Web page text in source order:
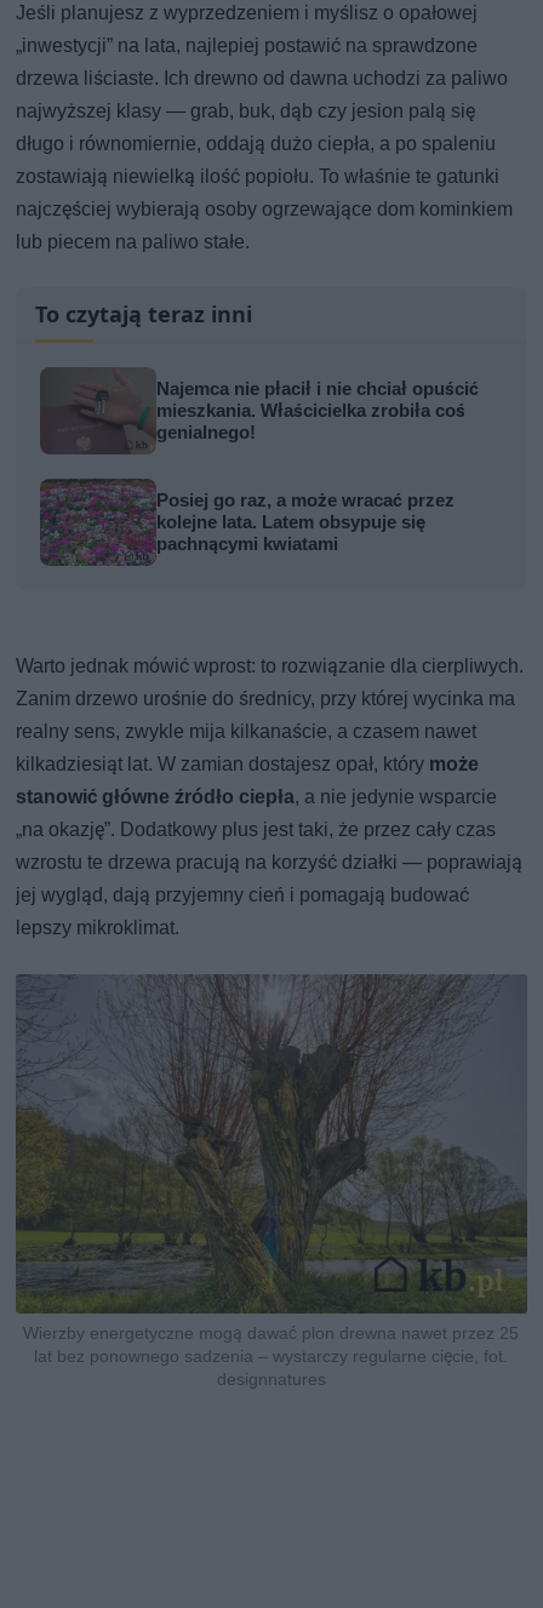
Jeśli planujesz z wyprzedzeniem i myślisz o opałowej
„inwestycji” na lata, najlepiej postawić na sprawdzone
drzewa liściaste. Ich drewno od dawna uchodzi za paliwo
najwyższej klasy — grab, buk, dąb czy jesion palą się
długo i równomiernie, oddają dużo ciepła, a po spaleniu
zostawiają niewielką ilość popiołu. To właśnie te gatunki
najczęściej wybierają osoby ogrzewające dom kominkiem
lub piecem na paliwo stałe.
To czytają teraz inni
Najemca nie płacił i nie chciał opuścić
mieszkania. Właścicielka zrobiła coś
genialnego!
Posiej go raz, a może wracać przez
kolejne lata. Latem obsypuje się
pachnącymi kwiatami
Warto jednak mówić wprost: to rozwiązanie dla cierpliwych.
Zanim drzewo urośnie do średnicy, przy której wycinka ma
realny sens, zwykle mija kilkanaście, a czasem nawet
kilkadziesiąt lat. W zamian dostajesz opał, który może
stanowić główne źródło ciepła, a nie jedynie wsparcie
„na okazję”. Dodatkowy plus jest taki, że przez cały czas
wzrostu te drzewa pracują na korzyść działki — poprawiają
jej wygląd, dają przyjemny cień i pomagają budować
lepszy mikroklimat.
Wierzby energetyczne mogą dawać plon drewna nawet przez 25
lat bez ponownego sadzenia – wystarczy regularne cięcie, fot.
designnatures